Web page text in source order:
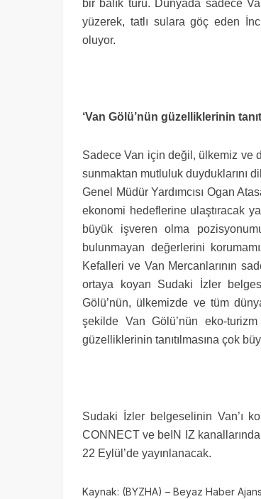
bir balık türü. Dünyada sadece
yüzerek, tatlı sulara göç eden
oluyor.
‘Van Gölü’nün güzelliklerinin
Sadece Van için değil, ülkemiz ve
sunmaktan mutluluk duyduklarını
Genel Müdür Yardımcısı Ogan
ekonomi hedeflerine ulaştıracak
büyük işveren olma
bulunmayan değerlerini
Kefalleri ve Van Mercanlarının
ortaya koyan Sudaki İzler
Gölü’nün, ülkemizde ve tüm
şekilde Van Gölü’nün eko-
güzelliklerinin tanıtılmasına çok
Sudaki İzler belgeselinin Van’ı
CONNECT ve beIN IZ
22 Eylül’de yayınlanacak.
Kaynak: (BYZHA) – Beyaz Haber